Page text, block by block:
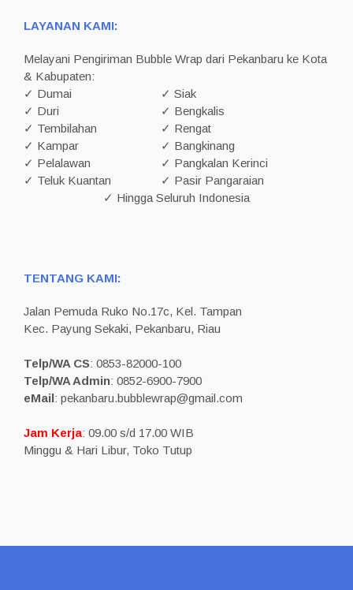
LAYANAN KAMI:
Melayani Pengiriman Bubble Wrap dari Pekanbaru ke Kota
& Kabupaten:
✓ Dumai
✓ Siak
✓ Duri
✓ Bengkalis
✓ Tembilahan
✓ Rengat
✓ Kampar
✓ Bangkinang
✓ Pelalawan
✓ Pangkalan Kerinci
✓ Teluk Kuantan
✓ Pasir Pangaraian
✓ Hingga Seluruh Indonesia
TENTANG KAMI:
Jalan Pemuda Ruko No.17c, Kel. Tampan
Kec. Payung Sekaki, Pekanbaru, Riau
Telp/WA CS: 0853-82000-100
Telp/WA Admin: 0852-6900-7900
eMail: pekanbaru.bubblewrap@gmail.com
Jam Kerja: 09.00 s/d 17.00 WIB
Minggu & Hari Libur, Toko Tutup